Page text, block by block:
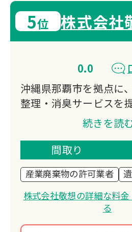
5位 株式会社
0.0
沖縄県那覇市を拠点に
整理・消臭サービスを
事件現場特殊清掃セン
理士認定協会認定の資
ッフが、孤独死現場や
ど、心を込めてお手伝
沖縄本島全域対応可能
続きを読
間取り
産業廃棄物の許可業者
株式会社敬想の詳細な料
る